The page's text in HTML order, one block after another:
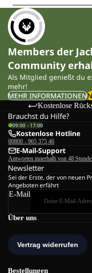
Members der
Community
Als Mitglied genießt du
mehr!
MEHR INFORMATIONEN
Kostenlose
Über uns
Bestellungen
Brauchst du Hilfe?
09:00 - 17:00
Kostenlose Hotline
00800 - 965 375 46
E-Mail-Support
Antworten innerhalb von 48
Newsletter
Sei der Erste, der von neuen
Angeboten erfährt
E-Mail